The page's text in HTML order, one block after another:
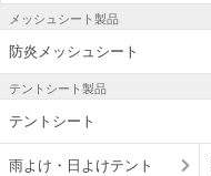
メッシュシート製品
防炎メッシュシート
テントシート製品
テントシート
雨よけ・日よけテント